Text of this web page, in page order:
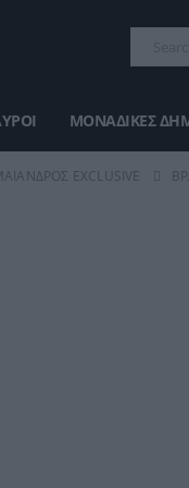
ΜΟΝΑΔΙΚΈΣ
EXCLUSIVE